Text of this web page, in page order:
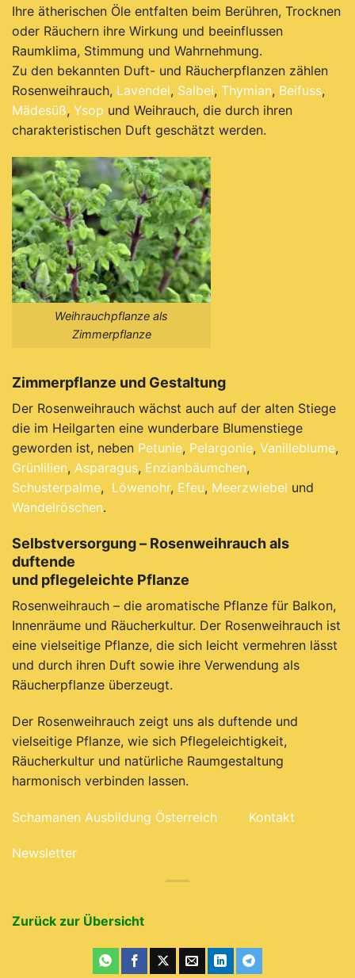
Ihre ätherischen Öle entfalten beim Berühren, Trocknen
oder Räuchern ihre Wirkung und beeinflussen
Raumklima, Stimmung und Wahrnehmung.
Zu den bekannten Duft- und Räucherpflanzen zählen
Rosenweihrauch, Lavendel, Salbei, Thymian, Beifuss,
Mädesüß, Ysop und Weihrauch, die durch ihren
charakteristischen Duft geschätzt werden.
Weihrauchpflanze als
Zimmerpflanze
Zimmerpflanze und Gestaltung
Der Rosenweihrauch wächst auch auf der alten Stiege
die im Heilgarten eine wunderbare Blumenstiege
geworden ist, neben Petunie, Pelargonie, Vanilleblume,
Grünlilien, Asparagus, Enzianbäumchen,
Schusterpalme, Löwenohr, Efeu, Meerzwiebel und
Wandelröschen.
Selbstversorgung – Rosenweihrauch als
duftende
und pflegeleichte Pflanze
Rosenweihrauch – die aromatische Pflanze für Balkon,
Innenräume und Räucherkultur. Der Rosenweihrauch ist
eine vielseitige Pflanze, die sich leicht vermehren lässt
und durch ihren Duft sowie ihre Verwendung als
Räucherpflanze überzeugt.
Der Rosenweihrauch zeigt uns als duftende und
vielseitige Pflanze, wie sich Pflegeleichtigkeit,
Räucherkultur und natürliche Raumgestaltung
harmonisch verbinden lassen.
Schamanen Ausbildung Österreich Kontakt
Newsletter
Zurück zur Übersicht